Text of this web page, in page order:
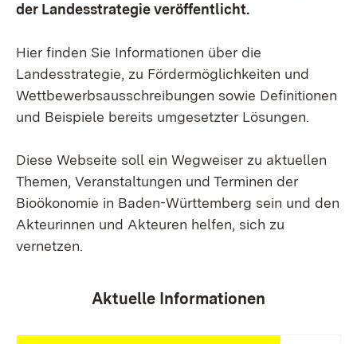
der Landesstrategie veröffentlicht.
Hier finden Sie Informationen über die
Landesstrategie, zu Fördermöglichkeiten und
Wettbewerbsausschreibungen sowie Definitionen
und Beispiele bereits umgesetzter Lösungen.
Diese Webseite soll ein Wegweiser zu aktuellen
Themen, Veranstaltungen und Terminen der
Bioökonomie in Baden-Württemberg sein und den
Akteurinnen und Akteuren helfen, sich zu
vernetzen.
Aktuelle Informationen